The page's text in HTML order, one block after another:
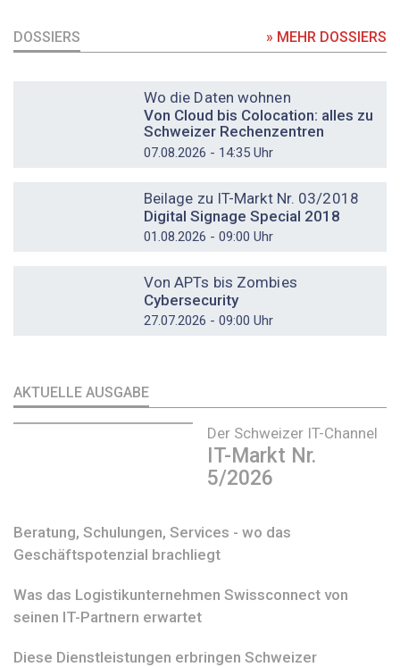
DOSSIERS » MEHR DOSSIERS
Wo die Daten wohnen
Von Cloud bis Colocation: alles zu
Schweizer Rechenzentren
07.08.2026 - 14:35 Uhr
Beilage zu IT-Markt Nr. 03/2018
Digital Signage Special 2018
01.08.2026 - 09:00 Uhr
Von APTs bis Zombies
Cybersecurity
27.07.2026 - 09:00 Uhr
AKTUELLE AUSGABE
Der Schweizer IT-Channel
IT-Markt Nr.
5/2026
Beratung, Schulungen, Services - wo das
Geschäftspotenzial brachliegt
Was das Logistikunternehmen Swissconnect von
seinen IT-Partnern erwartet
Diese Dienstleistungen erbringen Schweizer